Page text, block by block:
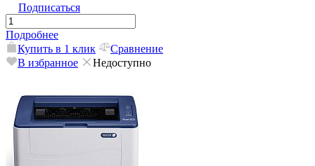
Подписаться
Подробнее
Купить в 1 клик
Сравнение
В избранное
Недоступно